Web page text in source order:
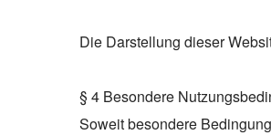
Die Darstellung dieser
§ 4 Besondere
Soweit besondere